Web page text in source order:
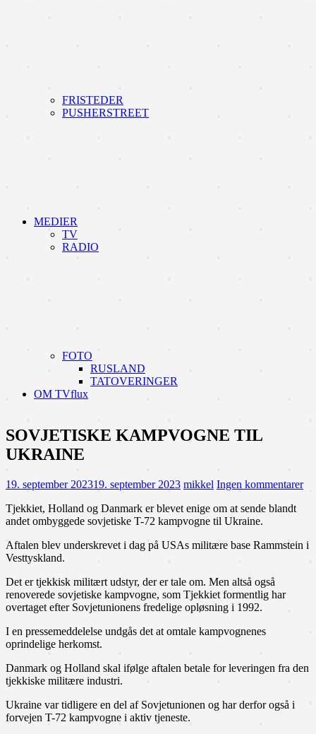
FRISTEDER
PUSHERSTREET
MEDIER
TV
RADIO
FOTO
RUSLAND
TATOVERINGER
OM TVflux
SOVJETISKE KAMPVOGNE TIL
UKRAINE
19. september 202319. september 2023 mikkel Ingen kommentarer
Tjekkiet, Holland og Danmark er blevet enige om at sende blandt
andet ombyggede sovjetiske T-72 kampvogne til Ukraine.
Aftalen blev underskrevet i dag på USAs militære base Rammstein i
Vesttyskland.
Det er tjekkisk militært udstyr, der er tale om. Men altså også
renoverede sovjetiske kampvogne, som Tjekkiet formentlig har
overtaget efter Sovjetunionens fredelige opløsning i 1992.
I en pressemeddelelse undgås det at omtale kampvognenes
oprindelige herkomst.
Danmark og Holland skal ifølge aftalen betale for leveringen fra den
tjekkiske militære industri.
Ukraine var tidligere en del af Sovjetunionen og har derfor også i
forvejen T-72 kampvogne i aktiv tjeneste.